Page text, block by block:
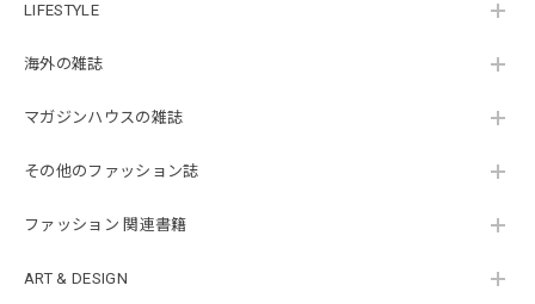
LIFESTYLE
海外の雑誌
マガジンハウスの雑誌
その他のファッション誌
ファッション 関連書籍
ART & DESIGN